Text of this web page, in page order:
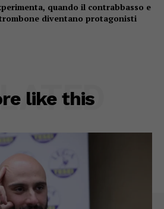
quando il contrabbasso e
diventano protagonisti
like this